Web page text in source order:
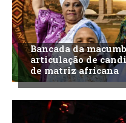
Bancada da
articulação de
de matriz africana